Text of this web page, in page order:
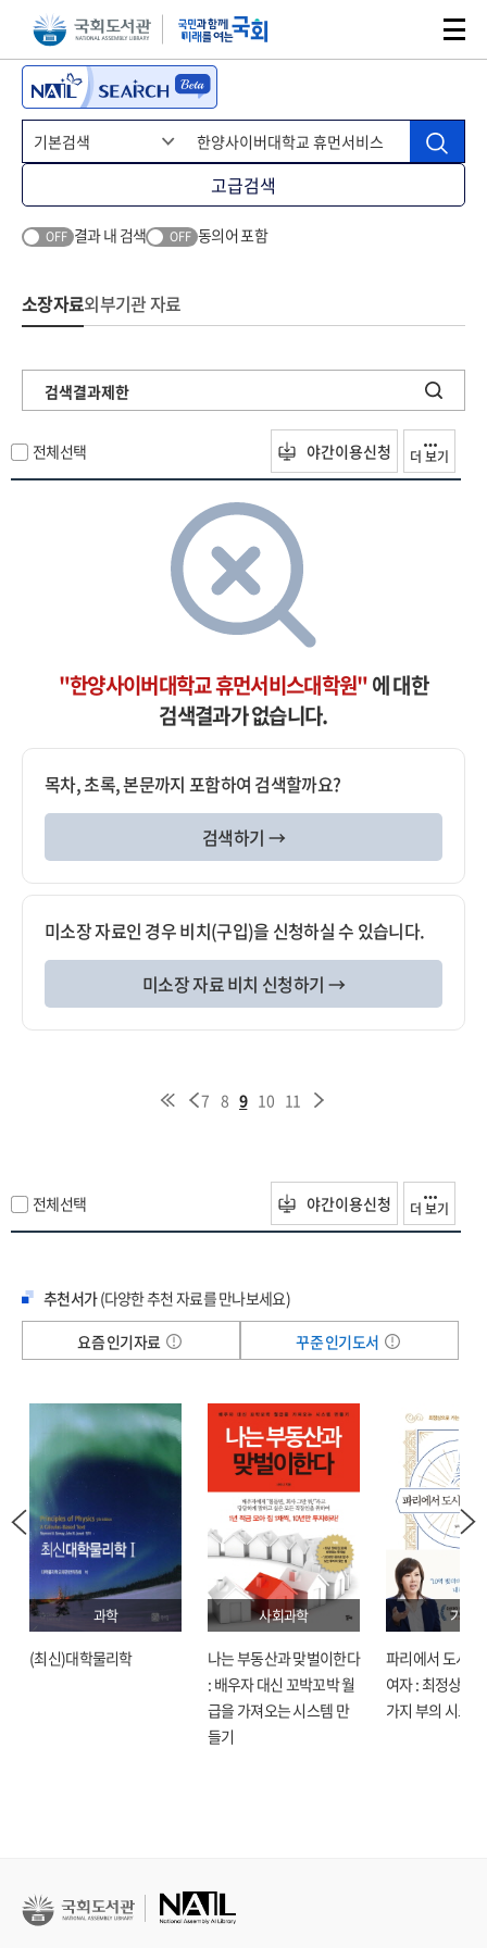
본문 바로가기주메뉴 바로가기
고급검색
OFF 결과 내 검색 OFF 동의어 포함
소장자료외부기관 자료
검색결과제한
전체선택 야간이용신청 더 보기
"한양사이버대학교 휴먼서비스대학원"에 대한
검색결과가 없습니다.
목차, 초록, 본문까지 포함하여 검색할까요?
검색하기 →
미소장 자료인 경우 비치(구입)을 신청하실 수 있습니다.
미소장 자료 비치 신청하기 →
7 8 9 10 11
전체선택 야간이용신청 더 보기
추천서가(다양한 추천 자료를 만나보세요)
요즘 인기자료
꾸준 인기도서
과학
(최신)대학물리학
사회과학
나는 부동산과 맞벌이한다
: 배우자 대신 꼬박꼬박 월
급을 가져오는 시스템 만
들기
기술
파리에서 도시락
여자 : 최정상으
가지 부의 시크릿